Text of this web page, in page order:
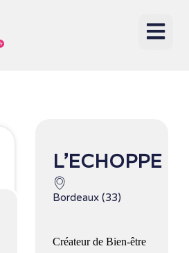
L’ECHOPPE
Bordeaux (33)
Créateur de Bien-être